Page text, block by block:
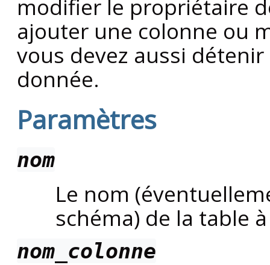
modifier le propriétaire
ajouter une colonne ou
vous devez aussi
donnée.
Paramètres
nom
Le nom
schéma) de la table
nom_colonne